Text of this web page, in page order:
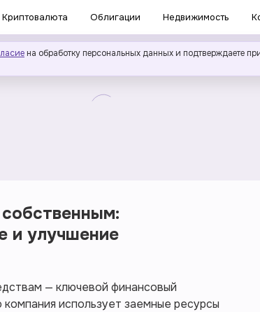
Криптовалюта Облигации Недвижимость
на обработку персональных данных и подтверждаете
и улучшение
— ключевой финансовый
использует заемные ресурсы